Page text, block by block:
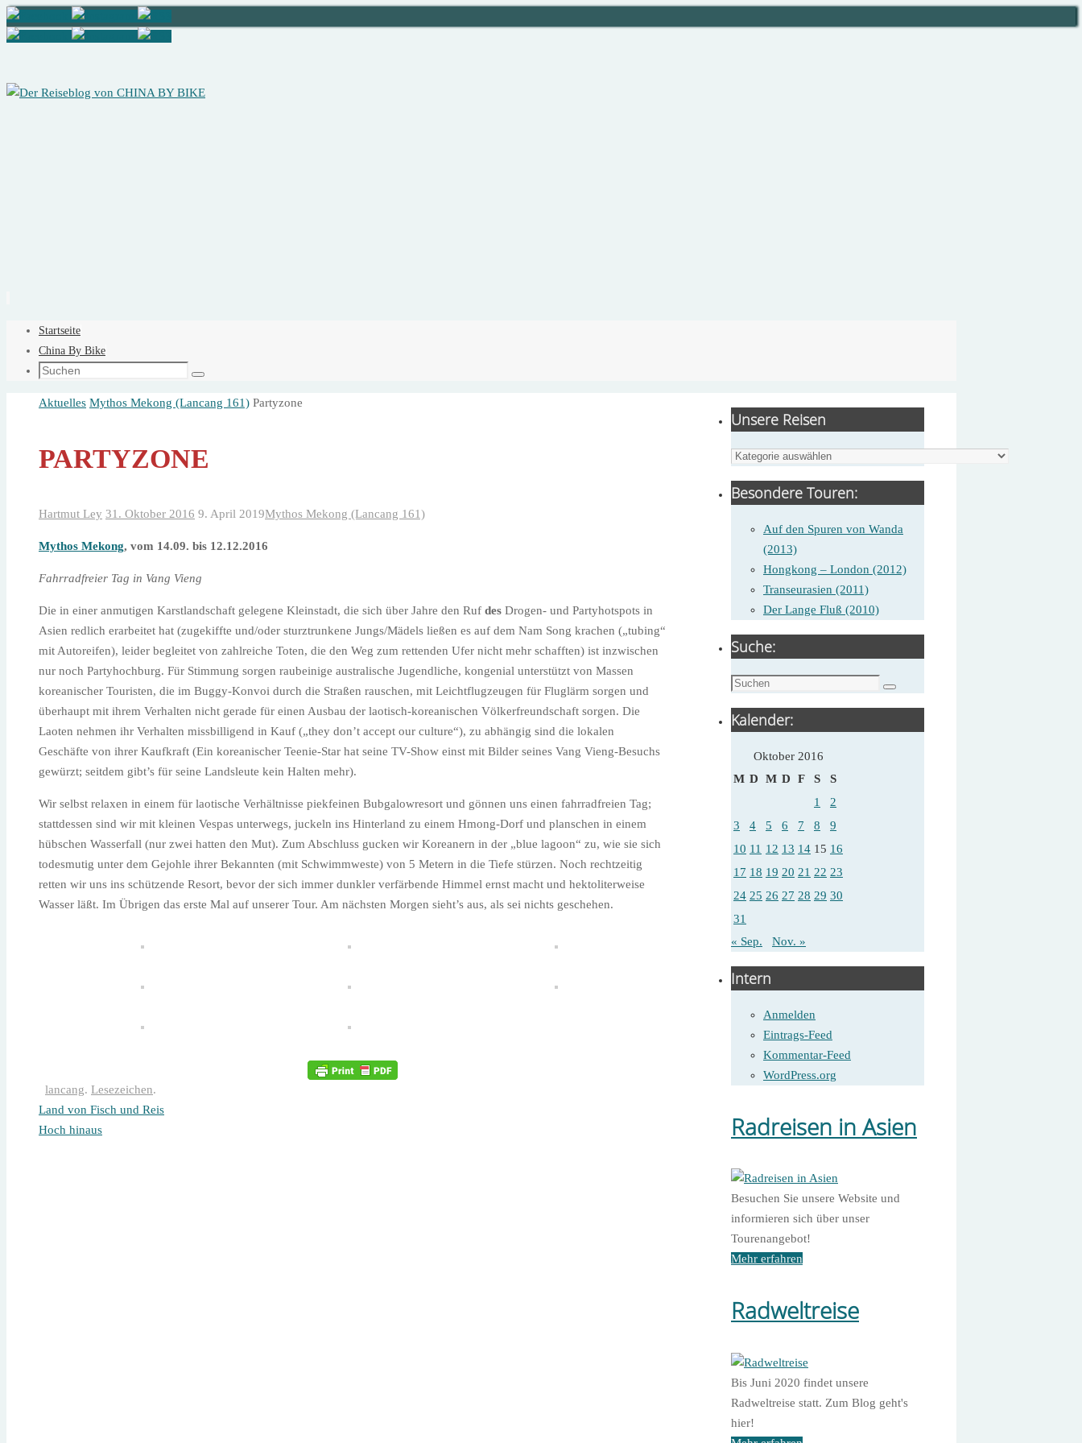
Zum
Inhalt
springen
Startseite
China By Bike
Suche
Suchen
Startseite
Aktuelles Mythos Mekong (Lancang 161) Partyzone
PARTYZONE
Hartmut Ley 31. Oktober 2016 9. April 2019Mythos Mekong (Lancang 161)
Mythos Mekong, vom 14.09. bis 12.12.2016
Fahrradfreier Tag in Vang Vieng
Die in einer anmutigen Karstlandschaft gelegene Kleinstadt, die sich über Jahre den Ruf des Drogen- und Partyhotspots in
Asien redlich erarbeitet hat (zugekiffte und/oder sturztrunkene Jungs/Mädels ließen es auf dem Nam Song krachen („tubing“
mit Autoreifen), leider begleitet von zahlreiche Toten, die den Weg zum rettenden Ufer nicht mehr schafften) ist inzwischen
nur noch Partyhochburg. Für Stimmung sorgen raubeinige australische Jugendliche, kongenial unterstützt von Massen
koreanischer Touristen, die im Buggy-Konvoi durch die Straßen rauschen, mit Leichtflugzeugen für Fluglärm sorgen und
überhaupt mit ihrem Verhalten nicht gerade für einen Ausbau der laotisch-koreanischen Völkerfreundschaft sorgen. Die
Laoten nehmen ihr Verhalten missbilligend in Kauf („they don’t accept our culture“), zu abhängig sind die lokalen
Geschäfte von ihrer Kaufkraft (Ein koreanischer Teenie-Star hat seine TV-Show einst mit Bilder seines Vang Vieng-Besuchs
gewürzt; seitdem gibt’s für seine Landsleute kein Halten mehr).
Wir selbst relaxen in einem für laotische Verhältnisse piekfeinen Bubgalowresort und gönnen uns einen fahrradfreien Tag;
stattdessen sind wir mit kleinen Vespas unterwegs, juckeln ins Hinterland zu einem Hmong-Dorf und planschen in einem
hübschen Wasserfall (nur zwei hatten den Mut). Zum Abschluss gucken wir Koreanern in der „blue lagoon“ zu, wie sie sich
todesmutig unter dem Gejohle ihrer Bekannten (mit Schwimmweste) von 5 Metern in die Tiefe stürzen. Noch rechtzeitig
retten wir uns ins schützende Resort, bevor der sich immer dunkler verfärbende Himmel ernst macht und hektoliterweise
Wasser läßt. Im Übrigen das erste Mal auf unserer Tour. Am nächsten Morgen sieht’s aus, als sei nichts geschehen.
lancang. Lesezeichen.
Land von Fisch und Reis
Hoch hinaus
Unsere Reisen
Unsere
Besondere Touren:
Auf den Spuren von Wanda
(2013)
Hongkong – London (2012)
Transeurasien (2011)
Der Lange Fluß (2010)
Suche:
Suche
Suchen
Kalender:
Oktober 2016
M D M D F S
S
1
2
3
4 5 6 7 8
9
10 11 12 13 14 15 16
17 18 19 20 21 22 23
24 25 26 27 28 29 30
31
« Sep.
Nov. »
Intern
Anmelden
Eintrags-Feed
Kommentar-Feed
WordPress.org
Radreisen in Asien
Besuchen Sie unsere Website und
informieren sich über unser
Tourenangebot!
Mehr erfahren
Radweltreise
Bis Juni 2020 findet unsere
Radweltreise statt. Zum Blog geht's
hier!